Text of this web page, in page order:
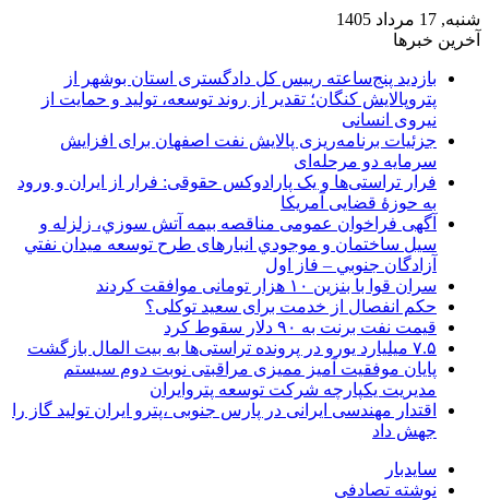
شنبه, 17 مرداد 1405
آخرین خبرها
بازدید پنج‌ساعته رییس کل دادگستری استان بوشهر از
پتروپالایش کنگان؛ تقدیر از روند توسعه، تولید و حمایت از
نیروی انسانی
جزئیات برنامه‌ریزی پالایش نفت اصفهان برای افزایش
سرمایه دو مرحله‌ای
فرار تراستی‌ها و یک پارادوکس حقوقی: فرار از ایران و ورود
به حوزۀ قضایی آمریکا
آگهی فراخوان عمومی مناقصه بيمه آتش سوزي، زلزله و
سیل ساختمان و موجودي انبارهای طرح توسعه ميدان نفتي
آزادگان جنوبي – فاز اول
سران قوا با بنزین ۱۰ هزار تومانی موافقت کردند
حکم انفصال از خدمت برای سعید توکلی؟
قیمت نفت برنت به ۹۰ دلار سقوط کرد
۷.۵ میلیارد یورو در پرونده تراستی‌ها به بیت المال بازگشت
پایان موفقیت آمیز ممیزی مراقبتی نوبت دوم سیستم
مدیریت یکپارچه شرکت توسعه پتروایران
اقتدار مهندسی ایرانی در پارس جنوبی ،پترو ایران تولید گاز را
جهش داد
سایدبار
نوشته تصادفی